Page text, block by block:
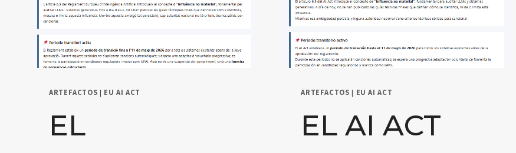
ARTEFACTOS | EU AI ACT
EL
ARTEFACTOS | EU AI ACT
EL AI ACT